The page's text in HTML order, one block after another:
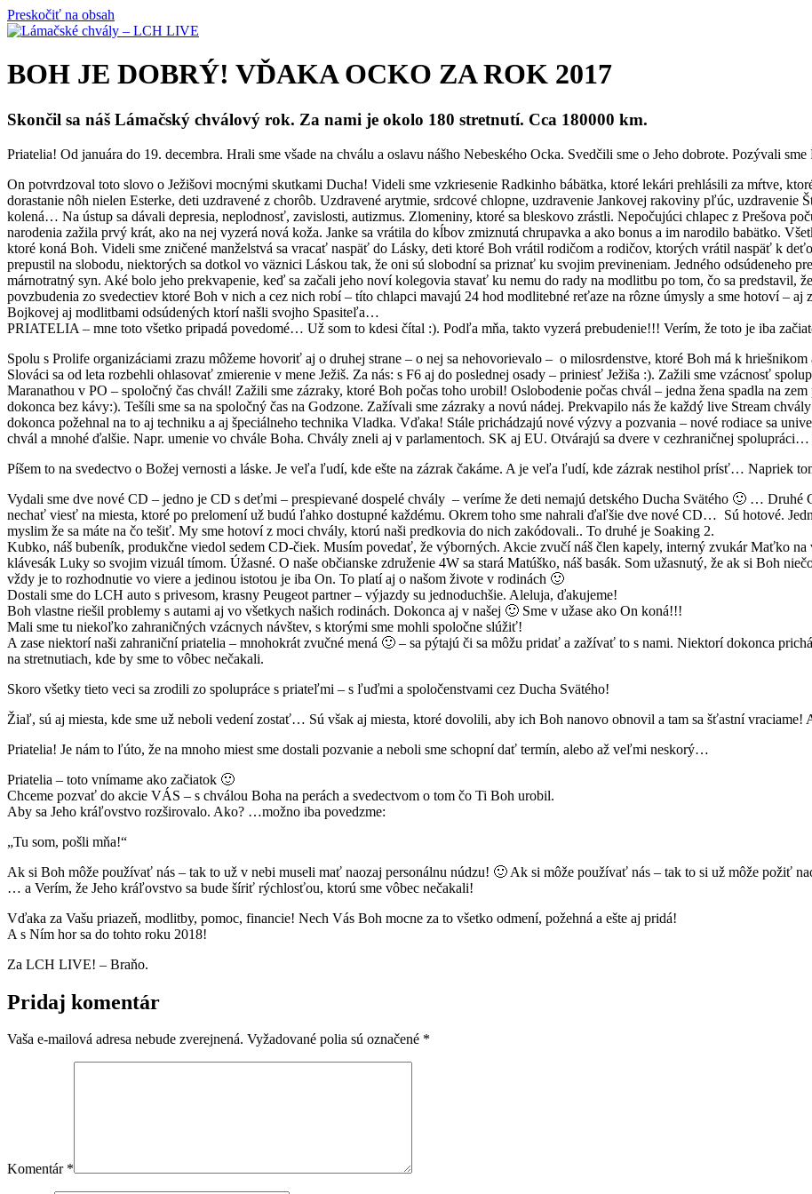
Preskočiť na obsah
BOH JE DOBRÝ! VĎAKA OCKO ZA ROK 2017
Skončil sa náš Lámačský chválový rok. Za nami je okolo 180 stretnutí. Cca 180000 km.
Priatelia! Od januára do 19. decembra. Hrali sme všade na chválu a oslavu nášho Nebeského Ocka. Svedčili sme o Jeho dobrote. Pozývali
On potvrdzoval toto slovo o Ježišovi mocnými skutkami Ducha! Videli sme vzkriesenie Radkinho bábätka, ktoré lekári prehlásili za mŕtve,
dorastanie nôh nielen Esterke, deti uzdravené z chorôb. Uzdravené arytmie, srdcové chlopne, uzdravenie Jankovej rakoviny pľúc, uzdravenie
kolená… Na ústup sa dávali depresia, neplodnosť, zavislosti, autizmus. Zlomeniny, ktoré sa bleskovo zrástli. Nepočujúci chlapec z Prešova
narodenia zažila prvý krát, ako na nej vyzerá nová koža. Janke sa vrátila do kĺbov zmiznutá chrupavka a ako bonus a im narodilo babätko.
ktoré koná Boh. Videli sme zničené manželstvá sa vracať naspäť do Lásky, deti ktoré Boh vrátil rodičom a rodičov, ktorých vrátil naspäť k
prepustil na slobodu, niektorých sa dotkol vo väznici Láskou tak, že oni sú slobodní sa priznať ku svojim previneniam. Jedného odsúdeneho
márnotratný syn. Aké bolo jeho prekvapenie, keď sa začali jeho noví kolegovia stavať ku nemu do rady na modlitbu po tom, čo sa predstavil,
povzbudenia zo svedectiev ktoré Boh v nich a cez nich robí – títo chlapci mavajú 24 hod modlitebné reťaze na rôzne úmysly a sme hotoví –
Bojkovej aj modlitbami odsúdených ktorí našli svojho Spasiteľa…
PRIATELIA – mne toto všetko pripadá povedomé… Už som to kdesi čítal :). Podľa mňa, takto vyzerá prebudenie!!! Verím, že toto je iba
Spolu s Prolife organizáciami zrazu môžeme hovoriť aj o druhej strane – o nej sa nehovorievalo – o milosrdenstve, ktoré Boh má k
Slováci sa od leta rozbehli ohlasovať zmierenie v mene Ježiš. Za nás: s F6 aj do poslednej osady – priniesť Ježiša :). Zažili sme vzácnosť
Maranathou v PO – spoločný čas chvál! Zažili sme zázraky, ktoré Boh počas toho urobil! Oslobodenie počas chvál – jedna žena spadla na
dokonca bez kávy:). Tešíli sme sa na spoločný čas na Godzone. Zažívali sme zázraky a novú nádej. Prekvapilo nás že každý live Stream
dokonca požehnal na to aj techniku a aj špeciálneho technika Vladka. Vďaka! Stále prichádzajú nové výzvy a pozvania – nové rodiace sa
chvál a mnohé ďalšie. Napr. umenie vo chvále Boha. Chvály zneli aj v parlamentoch. SK aj EU. Otvárajú sa dvere v cezhraničnej
Píšem to na svedectvo o Božej vernosti a láske. Je veľa ľudí, kde ešte na zázrak čakáme. A je veľa ľudí, kde zázrak nestihol prísť… Napriek
Vydali sme dve nové CD – jedno je CD s deťmi – prespievané dospelé chvály – veríme že deti nemajú detského Ducha Svätého 🙂 … Druhé
nechať viesť na miesta, ktoré po prelomení už budú ľahko dostupné každému. Okrem toho sme nahrali ďaľšie dve nové CD… Sú hotové.
myslim že sa máte na čo tešiť. My sme hotoví z moci chvály, ktorú naši predkovia do nich zakódovali.. To druhé je Soaking 2.
Kubko, náš bubeník, produkčne viedol sedem CD-čiek. Musím povedať, že výborných. Akcie zvučí náš člen kapely, interný zvukár Maťko na
klávesák Luky so svojim vizuál tímom. Úžasné. O naše občianske združenie 4W sa stará Matúško, náš basák. Som užasnutý, že ak si Boh
vždy je to rozhodnutie vo viere a jedinou istotou je iba On. To platí aj o našom živote v rodinách 🙂
Dostali sme do LCH auto s privesom, krasny Peugeot partner – výjazdy su jednoduchšie. Aleluja, ďakujeme!
Boh vlastne riešil problemy s autami aj vo všetkych našich rodinách. Dokonca aj v našej 🙂 Sme v užase ako On koná!!!
Mali sme tu niekoľko zahraničných vzácnych návštev, s ktorými sme mohli spoločne slúžiť!
A zase niektorí naši zahraniční priatelia – mnohokrát zvučné mená 🙂 – sa pýtajú či sa môžu pridať a zažívať to s nami. Niektorí dokonca
na stretnutiach, kde by sme to vôbec nečakali.
Skoro všetky tieto veci sa zrodili zo spolupráce s priateľmi – s ľuďmi a spoločenstvami cez Ducha Svätého!
Žiaľ, sú aj miesta, kde sme už neboli vedení zostať… Sú však aj miesta, ktoré dovolili, aby ich Boh nanovo obnovil a tam sa šťastní vraciame!
Priatelia! Je nám to ľúto, že na mnoho miest sme dostali pozvanie a neboli sme schopní dať termín, alebo až veľmi neskorý…
Priatelia – toto vnímame ako začiatok 🙂
Chceme pozvať do akcie VÁS – s chválou Boha na perách a svedectvom o tom čo Ti Boh urobil.
Aby sa Jeho kráľovstvo rozširovalo. Ako? …možno iba povedzme:
„Tu som, pošli mňa!“
Ak si Boh môže používať nás – tak to už v nebi museli mať naozaj personálnu núdzu! 🙂 Ak si môže používať nás – tak to si už môže požiť
… a Verím, že Jeho kráľovstvo sa bude šíriť rýchlosťou, ktorú sme vôbec nečakali!
Vďaka za Vašu priazeň, modlitby, pomoc, financie! Nech Vás Boh mocne za to všetko odmení, požehná a ešte aj pridá!
A s Ním hor sa do tohto roku 2018!
Za LCH LIVE! – Braňo.
Pridaj komentár
Vaša e-mailová adresa nebude zverejnená. Vyžadované polia sú označené *
Komentár *